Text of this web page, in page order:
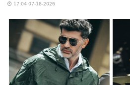
17:04 07-18-2026